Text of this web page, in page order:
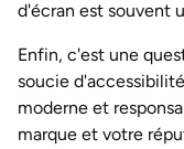
d'écran est souvent
Enfin, c'est une
soucie
moderne et
marque et votre